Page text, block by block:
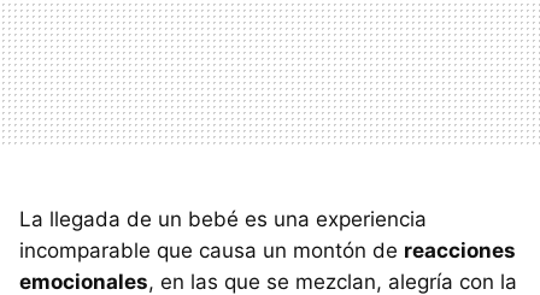
La llegada de un bebé es una experiencia
incomparable que causa un montón de reacciones
emocionales, en las que se mezclan, alegría con la